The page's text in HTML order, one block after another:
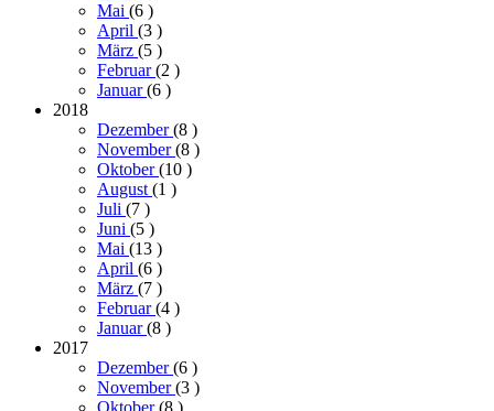
Mai (6 )
April (3 )
März (5 )
Februar(2 )
Januar(6 )
2018
Dezember(8 )
November(8 )
Oktober(10 )
August (1 )
Juli (7 )
Juni (5 )
Mai (13 )
April (6 )
März (7 )
Februar(4 )
Januar(8 )
2017
Dezember(6 )
November(3 )
Oktober(8 )